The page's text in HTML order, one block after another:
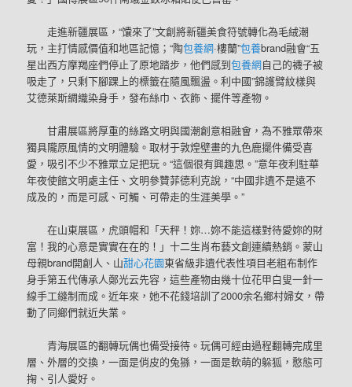
走進新疆展區，“馕來了”文創將新疆美食符號轉化為毛絨潮
玩，主打情感價值和地區記憶；“陶包養網·樓蘭”包養brand融會“五
星出西方摩羯座們停止了原地踏步，他們感到包養網自己的襪子被
吸走了，只剩下腳踝上的標籤在隨風飄盪。利中國”錦護臂紋樣與
艾德萊斯綢織染身手，發布絲巾、衣飾、擺件等產物。
甘肅展區將厚重的絲路文明與國潮創意相融會，為不雅眾帶來
獨具隴原風情的文明體驗。取材于敦煌壁畫的九色鹿擺件備受喜
愛，吸引不少不雅眾立足把玩。“這個很有興趣思。”意年夜利駐華
年夜使館文明處主任、文明參贊菲德利克說，“中國非遺不是遠不
成及的，而是可感、可觸、可帶走的生涯美學。”
在山東展區，虎頭帽和「天秤！妳…妳不能這樣對待愛妳的財
富！我的心意是實實在在的！」十二生肖布藝文創連續熱銷。蒙山
母親brand開創人、山甜心花園東省級非遺代表性項目老粗布制作
身手第五代傳承人鄭光云先容，這些產物由幾十位花甲白叟一針一
線手工縫制而成。近年來，她不花錢培訓了2000余名鄉村婦女，帶
動了同鄉們就近失業。
青海展區的翻轉玩偶也備受接待。玩偶可經由過程翻轉完成里
層、外層的交換，一面是俏皮的兔猻，一面是軟萌的躲狐，憨態可
掬、引人愛好。